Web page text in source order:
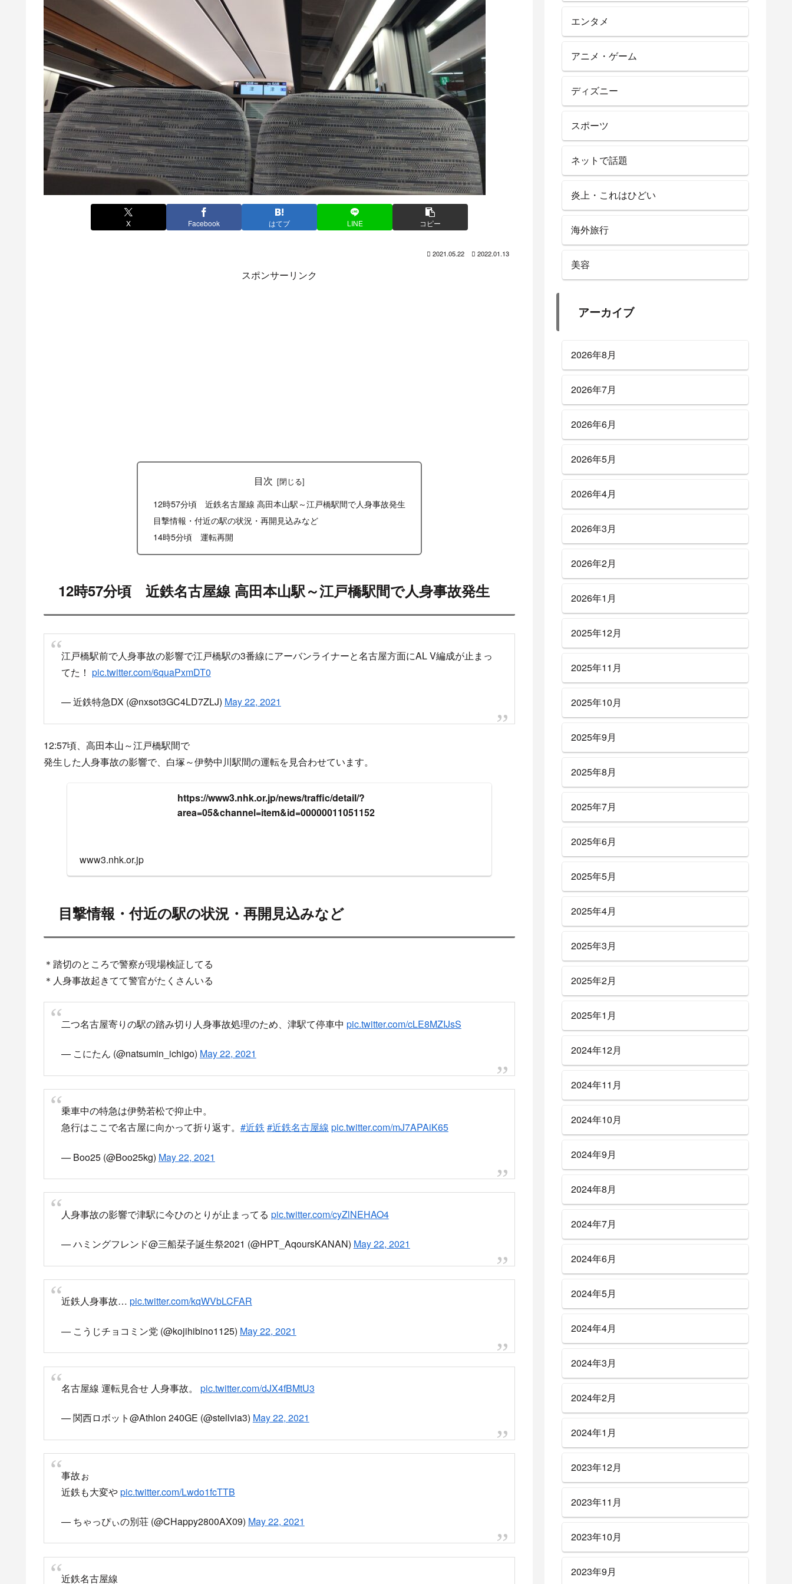
X Facebook はてブ LINE コピー
2021.05.22 2022.01.13
スポンサーリンク
目次
12時57分頃 近鉄名古屋線 高田本山駅～江戸橋駅間で人身事故発生
目撃情報・付近の駅の状況・再開見込みなど
14時5分頃 運転再開
12時57分頃 近鉄名古屋線 高田本山駅～江戸橋駅間で人身事故発生
江戸橋駅前で人身事故の影響で江戸橋駅の3番線にアーバンライナーと名古屋方面にAL V編成が止まっ
てた！ pic.twitter.com/6quaPxmDT0
— 近鉄特急DX (@nxsot3GC4LD7ZLJ)May 22, 2021
12:57頃、高田本山～江戸橋駅間で
発生した人身事故の影響で、白塚～伊勢中川駅間の運転を見合わせています。
https://www3.nhk.or.jp/news/traffic/detail/?
area=05&channel=item&id=00000011051152
www3.nhk.or.jp
目撃情報・付近の駅の状況・再開見込みなど
＊踏切のところで警察が現場検証してる
＊人身事故起きてて警官がたくさんいる
乗車中の特急は伊勢若松で抑止中。
人身事故の影響で津駅に今ひのとりが止まってるpic.twitter.com/cyZlNEHAO4
— ハミングフレンド@三船栞子誕生祭2021 (@HPT_AqoursKANAN)May 22, 2021
近鉄人身事故… pic.twitter.com/kqWVbLCFAR
名古屋線 運転見合せ 人身事故。 pic.twitter.com/dJX4fBMtU3
— 関西ロボット@Athlon 240GE (@stellvia3)May 22, 2021
事故ぉ
— ちゃっぴぃの別荘 (@CHappy2800AX09)
エンタメ
アニメ・ゲーム
ディズニー
スポーツ
ネットで話題
炎上・これはひどい
海外旅行
美容
アーカイブ
2026年8月
2026年7月
2026年6月
2026年5月
2026年4月
2026年3月
2026年2月
2026年1月
2025年12月
2025年11月
2025年10月
2025年9月
2025年8月
2025年7月
2025年6月
2025年5月
2025年4月
2025年3月
2025年2月
2025年1月
2024年12月
2024年11月
2024年10月
2024年9月
2024年8月
2024年7月
2024年6月
2024年5月
2024年4月
2024年3月
2024年2月
2024年1月
2023年12月
2023年11月
2023年10月
2023年9月